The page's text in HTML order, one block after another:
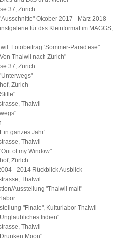
37, Zürich
Oktober 2017 - März 2018
für das Kleinformat im MAGGS,
Fotobeitrag "Sommer-Paradiese"
Thalwil nach Zürich"
37, Zürich
Zürich
Thalwil
ganzes Jahr"
Thalwil
of my Window"
Zürich
- 2014 Rückblick Ausblick
Thalwil
Ausstellung "Thalwil malt"
"Finale", Kulturlabor Thalwil
Indien"
Thalwil
Moon"